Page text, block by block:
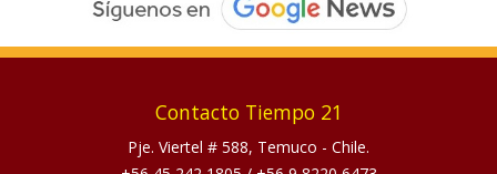
Contacto Tiempo 21
Pje. Viertel # 588, Temuco - Chile.